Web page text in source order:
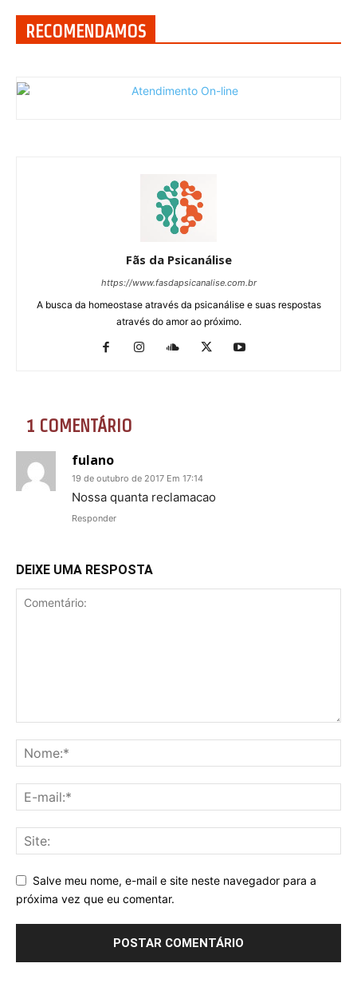
RECOMENDAMOS
Fãs da Psicanálise
https://www.fasdapsicanalise.com.br
A busca da homeostase através da psicanálise e suas respostas
através do amor ao próximo.
1 COMENTÁRIO
fulano
19 de outubro de 2017 Em 17:14
Nossa quanta reclamacao
Responder
DEIXE UMA RESPOSTA
Salve meu nome, e-mail e site neste navegador para a
próxima vez que eu comentar.